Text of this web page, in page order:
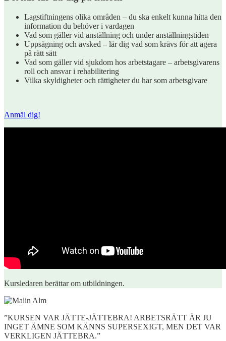
Lagstiftningens olika områden – du ska enkelt kunna hitta den
information du behöver i vardagen
Vad som gäller vid anställning och under anställningstiden
Uppsägning och avsked – lär dig vad som krävs för att agera
på rätt sätt
Vad som gäller vid sjukdom hos arbetstagare – arbetsgivarens
roll och ansvar i rehabilitering
Vilka skyldigheter och rättigheter du har som arbetsgivare
Anmäl dig!
Kursledaren berättar om utbildningen.
”KURSEN VAR JÄTTE-JÄTTEBRA! ARBETSRÄTT ÄR JU
INGET ÄMNE SOM KÄNNS SUPERSEXIGT, MEN DET VAR
VERKLIGEN JÄTTEBRA.”